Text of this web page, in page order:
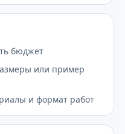
бюджет
или пример
и формат работ